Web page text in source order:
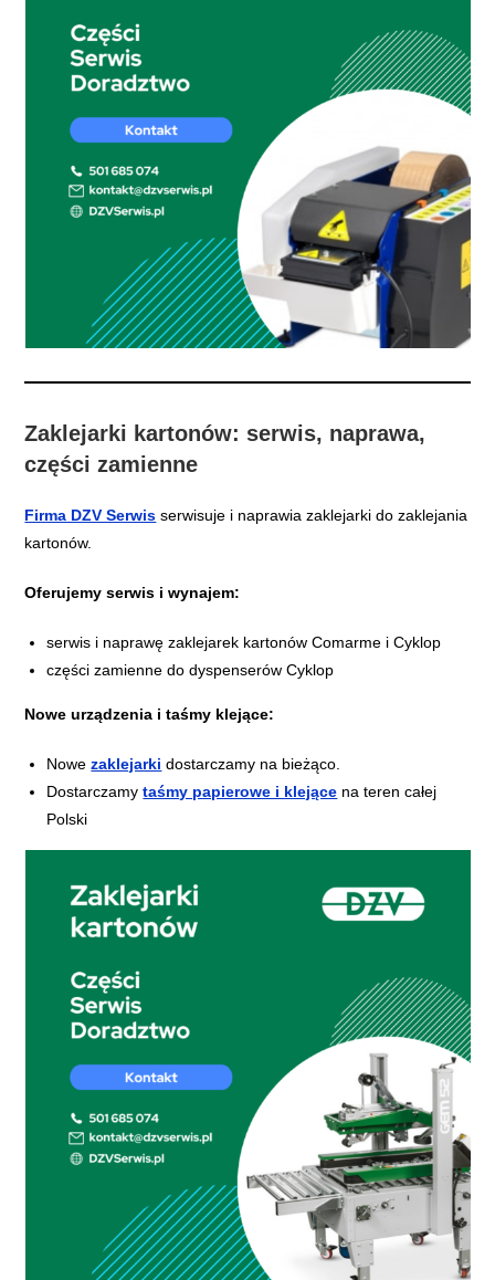
Zaklejarki kartonów: serwis, naprawa,
części zamienne
Firma DZV Serwis serwisuje i naprawia zaklejarki do zaklejania
kartonów.
Oferujemy serwis i wynajem:
serwis i naprawę zaklejarek kartonów Comarme i Cyklop
części zamienne do dyspenserów Cyklop
Nowe urządzenia i taśmy klejące:
Nowezaklejarki dostarczamy na bieżąco.
Dostarczamytaśmy papierowe i klejące na teren całej
Polski